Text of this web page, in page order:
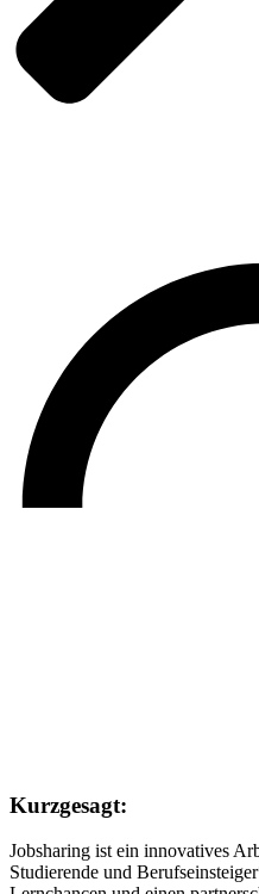
Kurzgesagt:
Jobsharing ist ein innovatives
Studierende und